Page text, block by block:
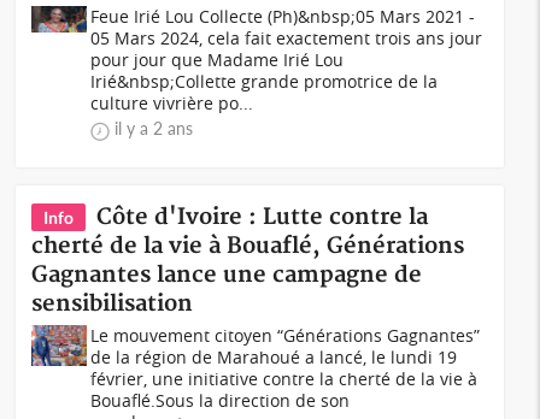
Feue Irié Lou Collecte (Ph)&nbsp;05 Mars 2021 -
05 Mars 2024, cela fait exactement trois ans jour
pour jour que Madame Irié Lou
Irié&nbsp;Collette grande promotrice de la
culture vivrière po...
il y a 2 ans
Info
Côte d'Ivoire : Lutte contre la
cherté de la vie à Bouaflé, Générations
Gagnantes lance une campagne de
sensibilisation
Le mouvement citoyen “Générations Gagnantes”
de la région de Marahoué a lancé, le lundi 19
février, une initiative contre la cherté de la vie à
Bouaflé.Sous la direction de son